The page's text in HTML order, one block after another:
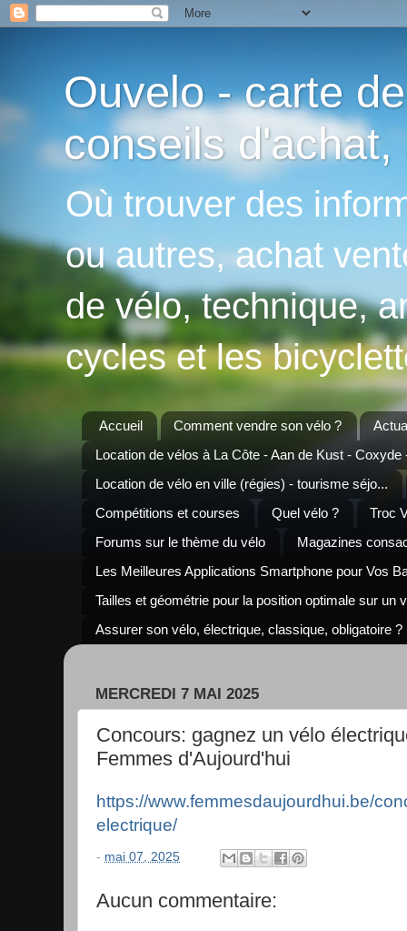
Ouvelo - carte
conseils
Où trouver des
ou autres, achat
de vélo, technique,
cycles et les
Accueil Comment vendre son vélo ?
Location de vélos à La Côte - Aan de Kust - Coxyde
Location de vélo en ville (régies) - tourisme séjo...
Compétitions et courses
Quel vélo ?
Troc
Forums sur le thème du vélo
Magazines
Les Meilleures Applications Smartphone pour Vos
Tailles et géométrie pour la position optimale sur un
Assurer son vélo, électrique, classique, obligatoire ?
MERCREDI 7 MAI 2025
Concours: gagnez un vélo
Femmes d'Aujourd'hui
https://www.femmesdaujourdhui.be/
electrique/
- mai 07, 2025
Aucun commentaire: